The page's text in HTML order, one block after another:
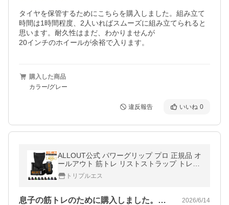
タイヤを保管するためにこちらを購入しました。組み立て
時間は1時間程度、2人いればスムーズに組み立てられると
思います。耐久性はまだ、わかりませんが
20インチのホイールが余裕で入ります。
購入した商品
カラー/グレー
違反報告 いいね 0
ALLOUT公式 パワーグリップ プロ 正規品 オ
ールアウト 筋トレ リストストラップ トレー
ニング メンズ レディース 手首 サポーター
ポイント利用 爆買
トリプルエス
息子の筋トレのために購入しました。自分… 2026/6/14